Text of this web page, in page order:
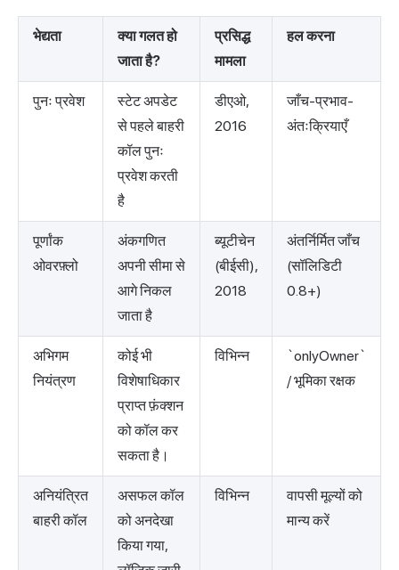
भेद्यता
क्या गलत हो
जाता है?
प्रसिद्ध
मामला
हल करना
पुनः प्रवेश
स्टेट अपडेट
से पहले बाहरी
कॉल पुनः
प्रवेश करती
है
डीएओ,
2016
जाँच-प्रभाव-
अंतःक्रियाएँ
पूर्णांक
ओवरफ़्लो
अंकगणित
अपनी सीमा से
आगे निकल
जाता है
ब्यूटीचेन
(बीईसी),
2018
अंतर्निर्मित जाँच
(सॉलिडिटी
0.8+)
अभिगम
नियंत्रण
कोई भी
विशेषाधिकार
प्राप्त फ़ंक्शन
को कॉल कर
सकता है।
विभिन्न
`onlyOwner`
/ भूमिका रक्षक
अनियंत्रित
बाहरी कॉल
असफल कॉल
को अनदेखा
किया गया,
विभिन्न
वापसी मूल्यों को
मान्य करें